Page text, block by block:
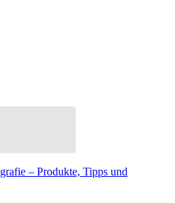
– Produkte, Tipps und